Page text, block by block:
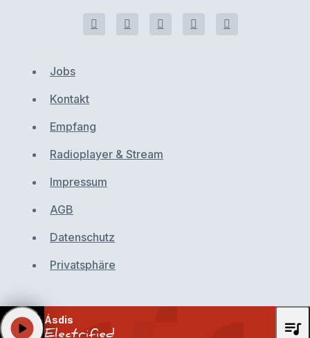
Jobs
Kontakt
Empfang
Radioplayer & Stream
Impressum
AGB
Datenschutz
Privatsphäre
Ásdis
play_arrow queue_music